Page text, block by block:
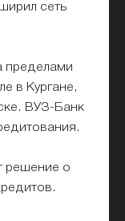
сеть
пределами
в Кургане,
ВУЗ-Банк
решение о